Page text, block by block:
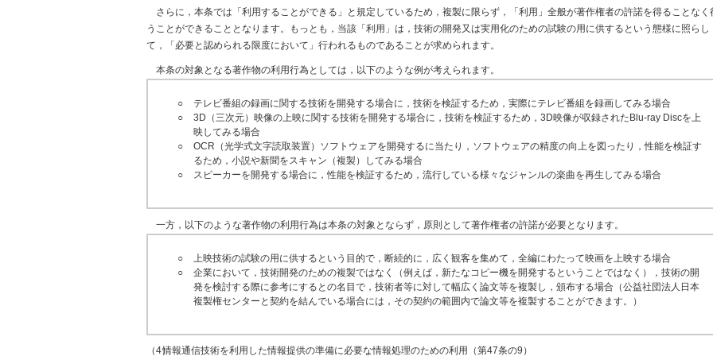
さらに，本条では「利用することができる」と規定しているため，複製に限らず，「利用」全般が著作権者の許諾を得ることなく
うことができることとなります。もっとも，当該「利用」は，技術の開発又は実用化のための試験の用に供するという態様に照らし
て，「必要と認められる限度において」行われるものであることが求められます。
本条の対象となる著作物の利用行為としては，以下のような例が考えられます。
○
テレビ番組の録画に関する技術を開発する場合に，技術を検証するため，実際にテレビ番組を録画してみる場合
○
3D（三次元）映像の上映に関する技術を開発する場合に，技術を検証するため，3D映像が収録されたBlu-ray Discを上
映してみる場合
○
OCR（光学式文字読取装置）ソフトウェアを開発するに当たり，ソフトウェアの精度の向上を図ったり，性能を検証す
るため，小説や新聞をスキャン（複製）してみる場合
○
スピーカーを開発する場合に，性能を検証するため，流行している様々なジャンルの楽曲を再生してみる場合
一方，以下のような著作物の利用行為は本条の対象とならず，原則として著作権者の許諾が必要となります。
○
上映技術の試験の用に供するという目的で，断続的に，広く観客を集めて，全編にわたって映画を上映する場合
○
企業において，技術開発のための複製ではなく（例えば，新たなコピー機を開発するということではなく），技術の開
発を検討する際に参考にするとの名目で，技術者等に対して幅広く論文等を複製し，頒布する場合（公益社団法人日本
複製権センターと契約を結んでいる場合には，その契約の範囲内で論文等を複製することができます。）
（4）情報通信技術を利用した情報提供の準備に必要な情報処理のための利用（第47条の9）